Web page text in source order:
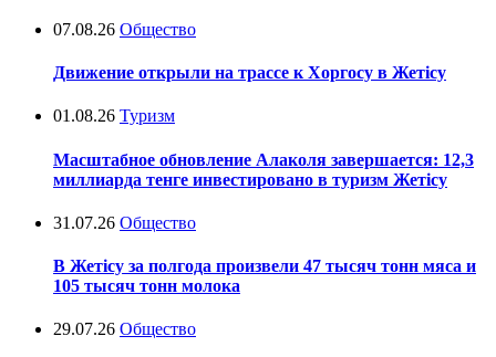
07.08.26 Общество
Движение открыли на трассе к Хоргосу в Жетісу
01.08.26 Туризм
Масштабное обновление Алаколя завершается: 12,3
миллиарда тенге инвестировано в туризм Жетісу
31.07.26 Общество
В Жетісу за полгода произвели 47 тысяч тонн мяса и
105 тысяч тонн молока
29.07.26 Общество